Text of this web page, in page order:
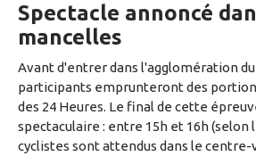
Spectacle annoncé
mancelles
Avant d'entrer dans l'agglomération du
participants emprunteront des
des 24 Heures. Le final de cette
spectaculaire : entre 15h et 16h (selon
cyclistes sont attendus dans le centre-